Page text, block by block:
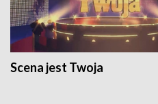
Scena jest Twoja